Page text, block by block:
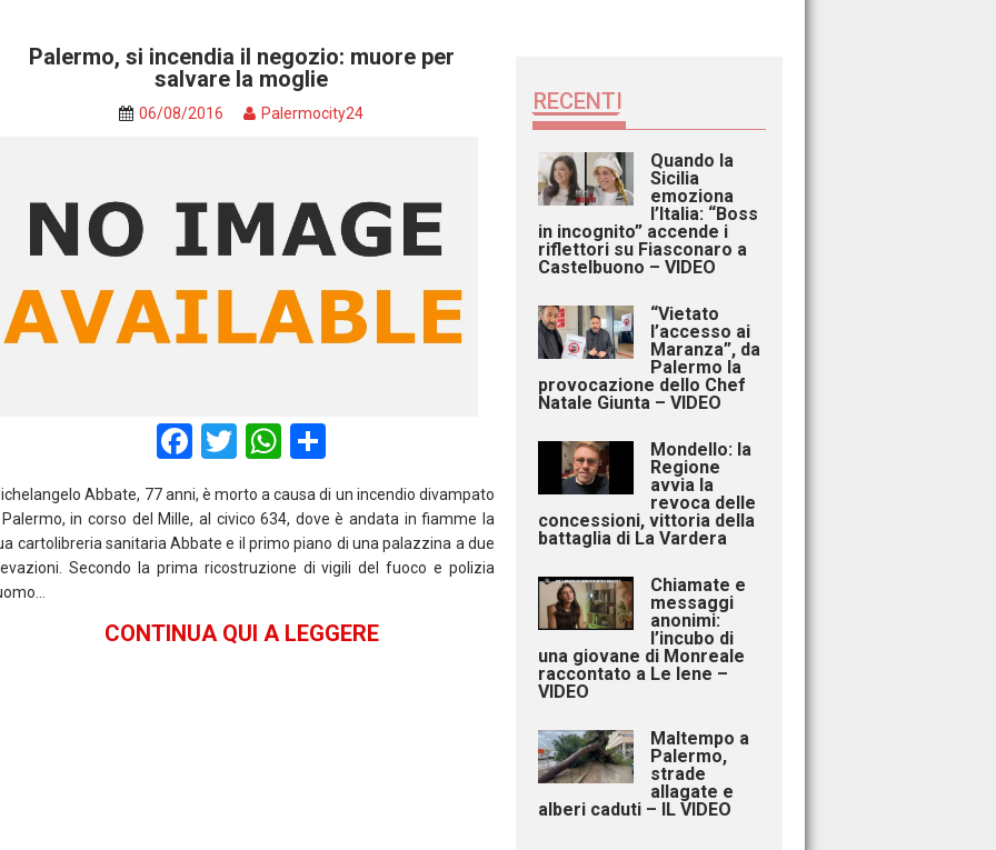
Palermo, si incendia il negozio: muore per
salvare la moglie
06/08/2016 Palermocity24
F
a
ce
b
o
o
k
T
tt
er
W
at
s
A
p
p
ar
e
Abbate, 77 anni, è morto a causa di un incendio divampato
in corso del Mille, al civico 634, dove è andata in fiamme la
cartolibreria sanitaria Abbate e il primo piano di una palazzina a due
Secondo la prima ricostruzione di vigili del fuoco e polizia
CONTINUA QUI A LEGGERE
RECENTI
Quando la
Sicilia
emoziona
l’Italia: “Boss
in incognito” accende i
riflettori su Fiasconaro a
Castelbuono – VIDEO
“Vietato
l’accesso ai
Maranza”, da
Palermo la
provocazione dello Chef
Natale Giunta – VIDEO
Mondello: la
Regione
avvia la
revoca delle
concessioni, vittoria della
battaglia di La Vardera
Chiamate e
messaggi
anonimi:
l’incubo di
una giovane di Monreale
raccontato a Le Iene –
VIDEO
Maltempo a
Palermo,
strade
allagate e
alberi caduti – IL VIDEO